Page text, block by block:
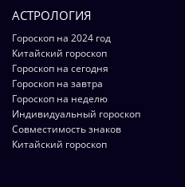
АСТРОЛОГИЯ
Гороскоп на 2024 год
Китайский гороскоп
Гороскоп на сегодня
Гороскоп на завтра
Гороскоп на неделю
Индивидуальный гороскоп
Совместимость знаков
Китайский гороскоп